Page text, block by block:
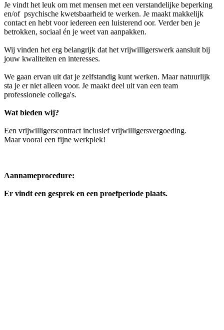
Je vindt het leuk om met mensen met een verstandelijke beperking
en/of psychische kwetsbaarheid te werken. Je maakt makkelijk
contact en hebt voor iedereen een luisterend oor. Verder ben je
betrokken, sociaal én je weet van aanpakken.
Wij vinden het erg belangrijk dat het vrijwilligerswerk aansluit bij
jouw kwaliteiten en interesses.
We gaan ervan uit dat je zelfstandig kunt werken. Maar natuurlijk
sta je er niet alleen voor. Je maakt deel uit van een team
professionele collega's.
Wat bieden wij?
Een vrijwilligerscontract inclusief vrijwilligersvergoeding.
Maar vooral een fijne werkplek!
Aannameprocedure:
Er vindt een gesprek en een proefperiode plaats.